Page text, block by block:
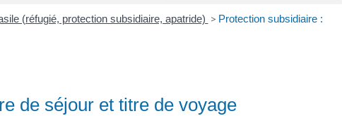
(réfugié, protection subsidiaire, apatride) > Protection subsidiaire :
de séjour et titre de voyage